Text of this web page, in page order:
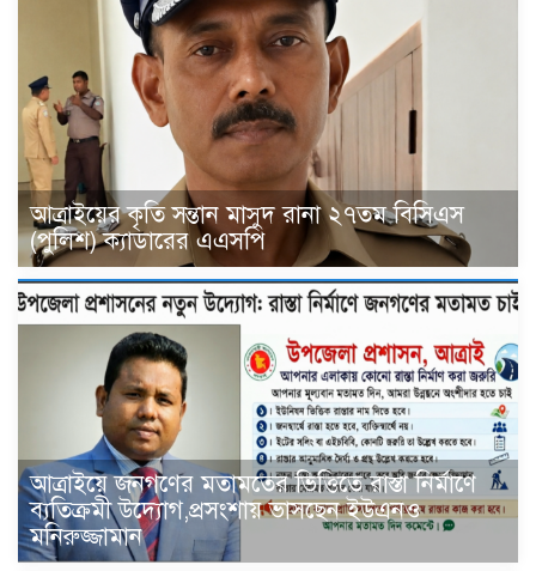
আত্রাইয়ের কৃতি সন্তান মাসুদ রানা ২৭তম বিসিএস
(পুলিশ) ক্যাডারের এএসপি
আত্রাইয়ে জনগণের মতামতের ভিত্তিতে রাস্তা নির্মাণে
ব্যতিক্রমী উদ্যোগ,প্রসংশায় ভাসছেন ইউএনও
মনিরুজ্জামান